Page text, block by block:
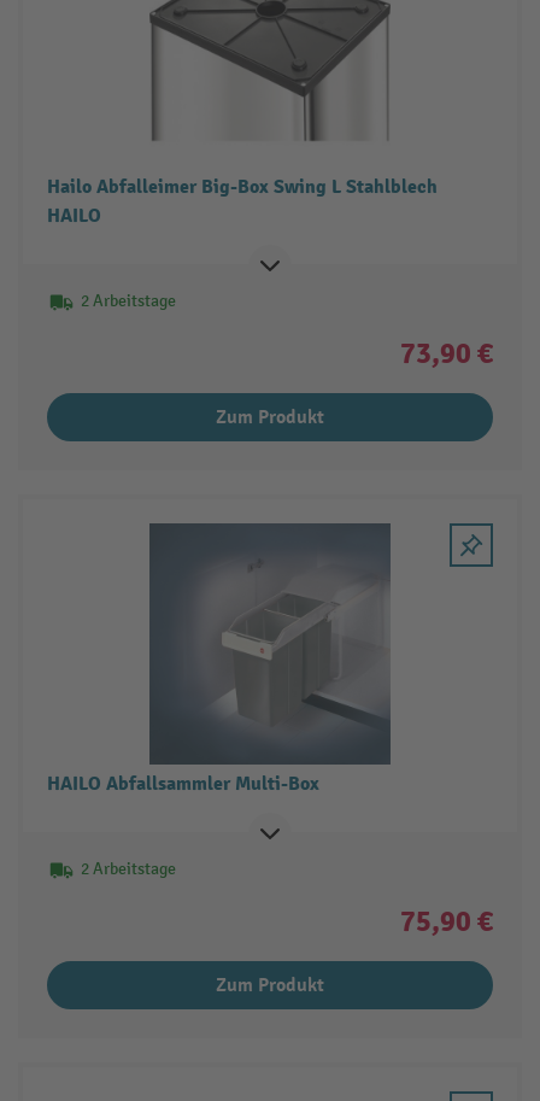
Hailo Abfalleimer Big-Box Swing L Stahlblech
HAILO
2 Arbeitstage
73,90 €
Zum Produkt
HAILO Abfallsammler Multi-Box
2 Arbeitstage
75,90 €
Zum Produkt